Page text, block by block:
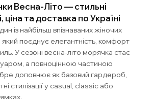
Весна-Літо — стильні
ціна та доставка по Україні
із найбільш впізнаваних жіночих
який поєднує елегантність, комфорт
У сезоні весна-літо морячка стає
а повноцінною частиною
доповнює як базовий гардероб,
стилізації у casual, classic або